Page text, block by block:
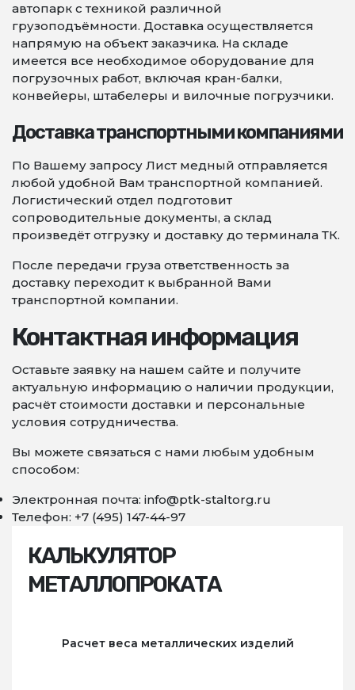
автопарк с техникой различной
грузоподъёмности. Доставка осуществляется
напрямую на объект заказчика. На складе
имеется все необходимое оборудование для
погрузочных работ, включая кран-балки,
конвейеры, штабелеры и вилочные погрузчики.
Доставка транспортными компаниями
По Вашему запросу Лист медный отправляется
любой удобной Вам транспортной компанией.
Логистический отдел подготовит
сопроводительные документы, а склад
произведёт отгрузку и доставку до терминала ТК.
После передачи груза ответственность за
доставку переходит к выбранной Вами
транспортной компании.
Контактная информация
Оставьте заявку на нашем сайте и получите
актуальную информацию о наличии продукции,
расчёт стоимости доставки и персональные
условия сотрудничества.
Вы можете связаться с нами любым удобным
способом:
Электронная почта: info@ptk-staltorg.ru
Телефон: +7 (495) 147-44-97
КАЛЬКУЛЯТОР
МЕТАЛЛОПРОКАТА
Расчет веса металлических изделий